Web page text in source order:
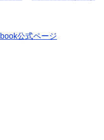
公式ページ